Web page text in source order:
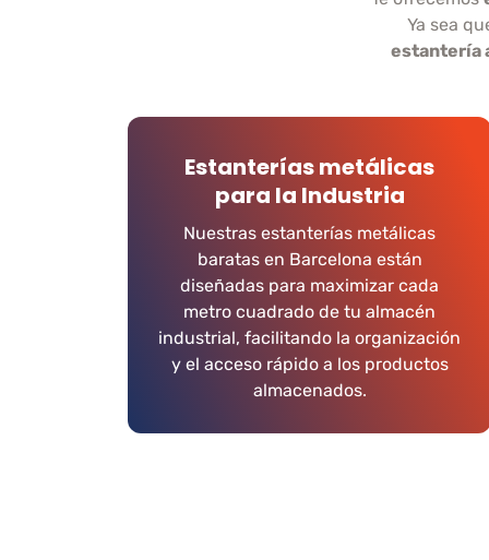
Ya sea
estantería
Estanterías metálicas
para la Industria
Nuestras estanterías metálicas
baratas en Barcelona están
diseñadas para maximizar cada
metro cuadrado de tu almacén
industrial, facilitando la organización
y el acceso rápido a los productos
almacenados.